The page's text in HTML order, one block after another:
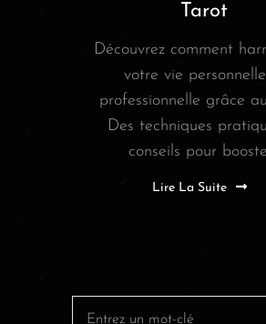
Tarot
Découvrez comment
votre vie
professionnelle grâce
Des techniques
conseils pour
Lire La Suite